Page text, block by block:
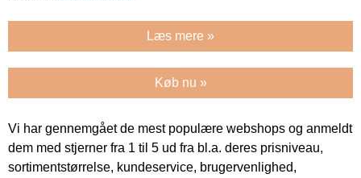
Læs mere »
Køb nu »
Vi har gennemgået de mest populære webshops og anmeldt
dem med stjerner fra 1 til 5 ud fra bl.a. deres prisniveau,
sortimentstørrelse, kundeservice, brugervenlighed,